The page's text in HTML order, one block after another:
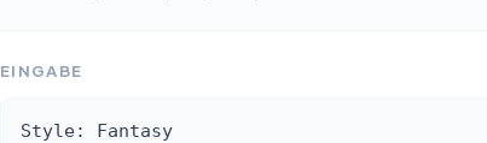
EINGABE
Style: Fantasy